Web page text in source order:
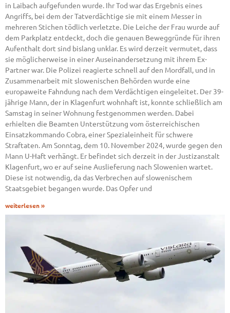
in Laibach aufgefunden wurde. Ihr Tod war das Ergebnis eines
Angriffs, bei dem der Tatverdächtige sie mit einem Messer in
mehreren Stichen tödlich verletzte. Die Leiche der Frau wurde auf
dem Parkplatz entdeckt, doch die genauen Beweggründe für ihren
Aufenthalt dort sind bislang unklar. Es wird derzeit vermutet, dass
sie möglicherweise in einer Auseinandersetzung mit ihrem Ex-
Partner war. Die Polizei reagierte schnell auf den Mordfall, und in
Zusammenarbeit mit slowenischen Behörden wurde eine
europaweite Fahndung nach dem Verdächtigen eingeleitet. Der 39-
jährige Mann, der in Klagenfurt wohnhaft ist, konnte schließlich am
Samstag in seiner Wohnung festgenommen werden. Dabei
erhielten die Beamten Unterstützung vom österreichischen
Einsatzkommando Cobra, einer Spezialeinheit für schwere
Straftaten. Am Sonntag, dem 10. November 2024, wurde gegen den
Mann U-Haft verhängt. Er befindet sich derzeit in der Justizanstalt
Klagenfurt, wo er auf seine Auslieferung nach Slowenien wartet.
Diese ist notwendig, da das Verbrechen auf slowenischem
Staatsgebiet begangen wurde. Das Opfer und
weiterlesen »